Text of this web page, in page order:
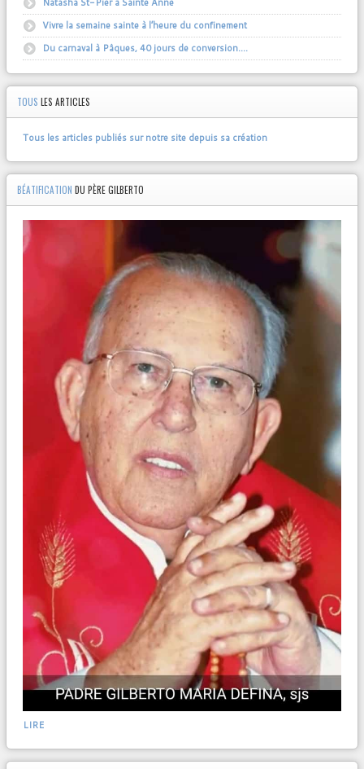
Vivre la semaine sainte à l’heure du confinement
Du carnaval à Pâques, 40 jours de conversion….
TOUS LES ARTICLES
Tous les articles publiés sur notre site depuis sa création
BÉATIFICATION DU PÈRE GILBERTO
LIRE